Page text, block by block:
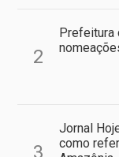
2
Prefeitura
3
Jornal
como